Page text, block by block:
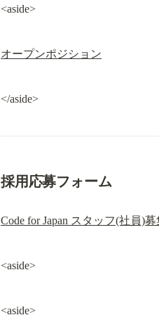
<aside>
オープンポジション
</aside>
採用応募フォーム
Code for Japan スタッフ(社員)募
<aside>
<aside>